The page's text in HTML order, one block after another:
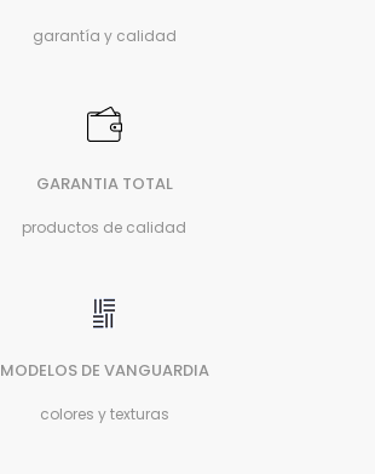
garantía y calidad
GARANTIA TOTAL
productos de calidad
MODELOS DE VANGUARDIA
colores y texturas